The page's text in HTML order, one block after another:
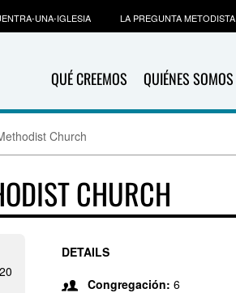
QUÉ CREEMOS QUIÉNES SOMOS
UNA-IGLESIA LA PREGUNTA METODISTA
Church
CHURCH
DETAILS
Congregación: 6